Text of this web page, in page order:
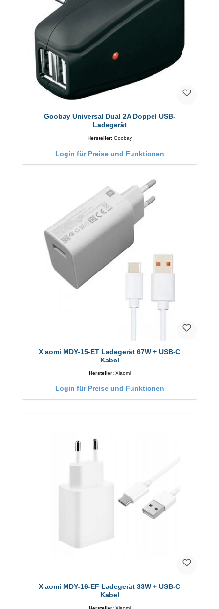
Goobay Universal Dual 2A Doppel USB-
Ladegerät
Hersteller: Goobay
Login für Preise und Funktionen
Xiaomi MDY-15-ET Ladegerät 67W + USB-C
Kabel
Hersteller: Xiaomi
Login für Preise und Funktionen
Xiaomi MDY-16-EF Ladegerät 33W + USB-C
Kabel
Hersteller: Xiaomi